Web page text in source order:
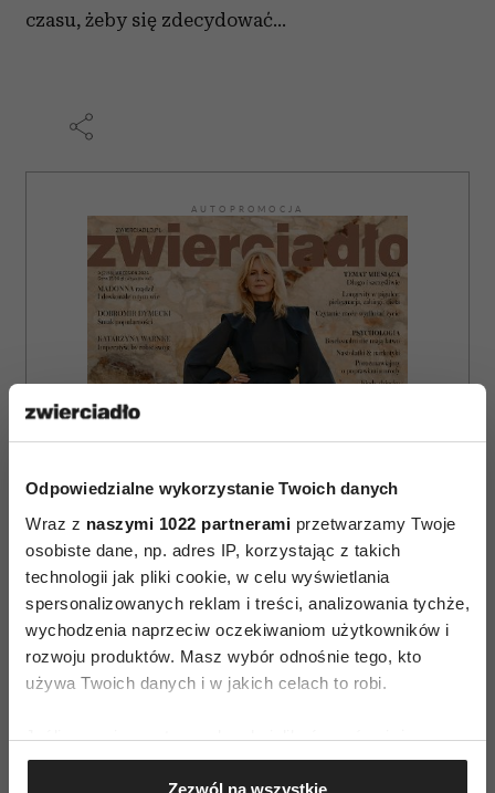
Odpowiedzialne wykorzystanie Twoich danych
Wraz z naszymi 1022 partnerami przetwarzamy Twoje
osobiste dane, np. adres IP, korzystając z takich
technologii jak pliki cookie, w celu wyświetlania
spersonalizowanych reklam i treści, analizowania tychże,
wychodzenia naprzeciw oczekiwaniom użytkowników i
rozwoju produktów. Masz wybór odnośnie tego, kto
używa Twoich danych i w jakich celach to robi.
Jeśli wyrazisz na to zgodę, chcielibyśmy również:
Gromadzić dane dotyczące Twojej lokalizacji
Zezwól na wszystkie
czasu, żeby się zdecydować...
AUTOPROMOCJA
ZAMÓW
WYDANIE DRUKOWANE
E-WYDANIE